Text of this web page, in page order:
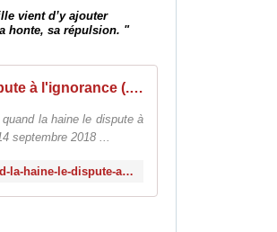
vient d’y ajouter
honte, sa répulsion. "
Marine Le Pen et l'affaire Audin : quand la haine le dispute à l'ignorance (...) - Histoire coloniale et postcoloniale
la haine le dispute à
septembre 2018 ...
http://histoirecoloniale.net/Marine-Le-Pen-et-l-affaire-Audin-quand-la-haine-le-dispute-a-l-ignorance-crasse.html